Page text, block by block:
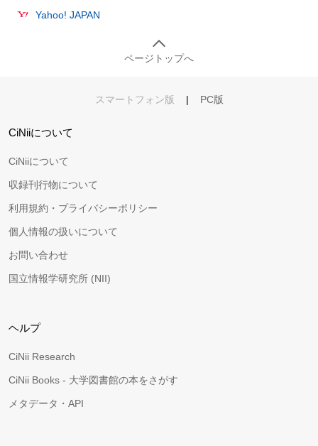
Yahoo! JAPAN
ページトップへ
スマートフォン版 | PC版
CiNiiについて
CiNiiについて
収録刊行物について
利用規約・プライバシーポリシー
個人情報の扱いについて
お問い合わせ
国立情報学研究所 (NII)
ヘルプ
CiNii Research
CiNii Books - 大学図書館の本をさがす
メタデータ・API